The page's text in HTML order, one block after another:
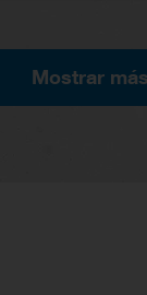
Mostrar más